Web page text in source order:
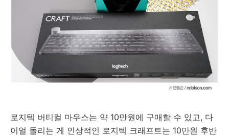
로지텍 버티컬 마우스는 약 10만원에 구매할 수 있고, 다
이얼 돌리는 게 인상적인 로지텍 크래프트는 10만원 후반